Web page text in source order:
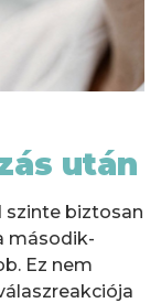
után
szinte biztosan
második-
Ez nem